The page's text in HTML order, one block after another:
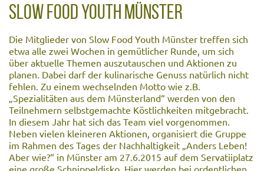
SLOW FOOD YOUTH MÜNSTER
Die Mitglieder von Slow Food Youth Münster treffen sich
etwa alle zwei Wochen in gemütlicher Runde, um sich
über aktuelle Themen auszutauschen und Aktionen zu
planen. Dabei darf der kulinarische Genuss natürlich nicht
fehlen. Zu einem wechselnden Motto wie z.B.
„Spezialitäten aus dem Münsterland“ werden von den
Teilnehmern selbstgemachte Köstlichkeiten mitgebracht.
In diesem Jahr hat sich das Team viel vorgenommen.
Neben vielen kleineren Aktionen, organisiert die Gruppe
im Rahmen des Tages der Nachhaltigkeit „Anders Leben!
Aber wie?“ in Münster am 27.6.2015 auf dem Servatiiplatz